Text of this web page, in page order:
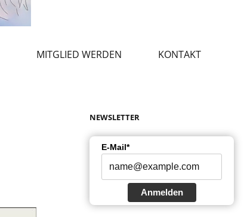
MITGLIED WERDEN KONTAKT
NEWSLETTER
E-Mail*
Anmelden